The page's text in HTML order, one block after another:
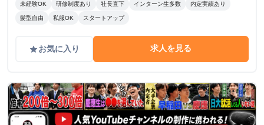
未経験OK 研修制度あり 社長直下 インターン生多数 内定実績あり
髪型自由 私服OK スタートアップ
gradeお気に入り 求人を見る